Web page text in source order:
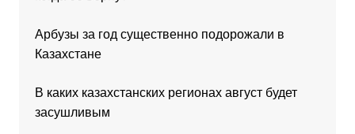
Арбузы за год существенно подорожали в
Казахстане
В каких казахстанских регионах август будет
засушливым